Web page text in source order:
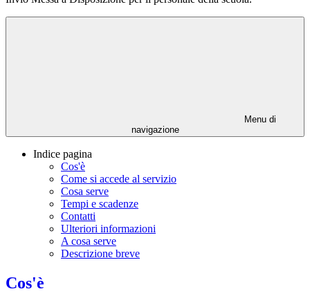
Menu di
navigazione
Indice pagina
Cos'è
Come si accede al servizio
Cosa serve
Tempi e scadenze
Contatti
Ulteriori informazioni
A cosa serve
Descrizione breve
Cos'è